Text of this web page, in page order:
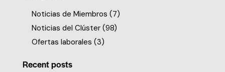
Noticias de Miembros (7)
Noticias del Clúster (98)
Ofertas laborales (3)
Recent posts